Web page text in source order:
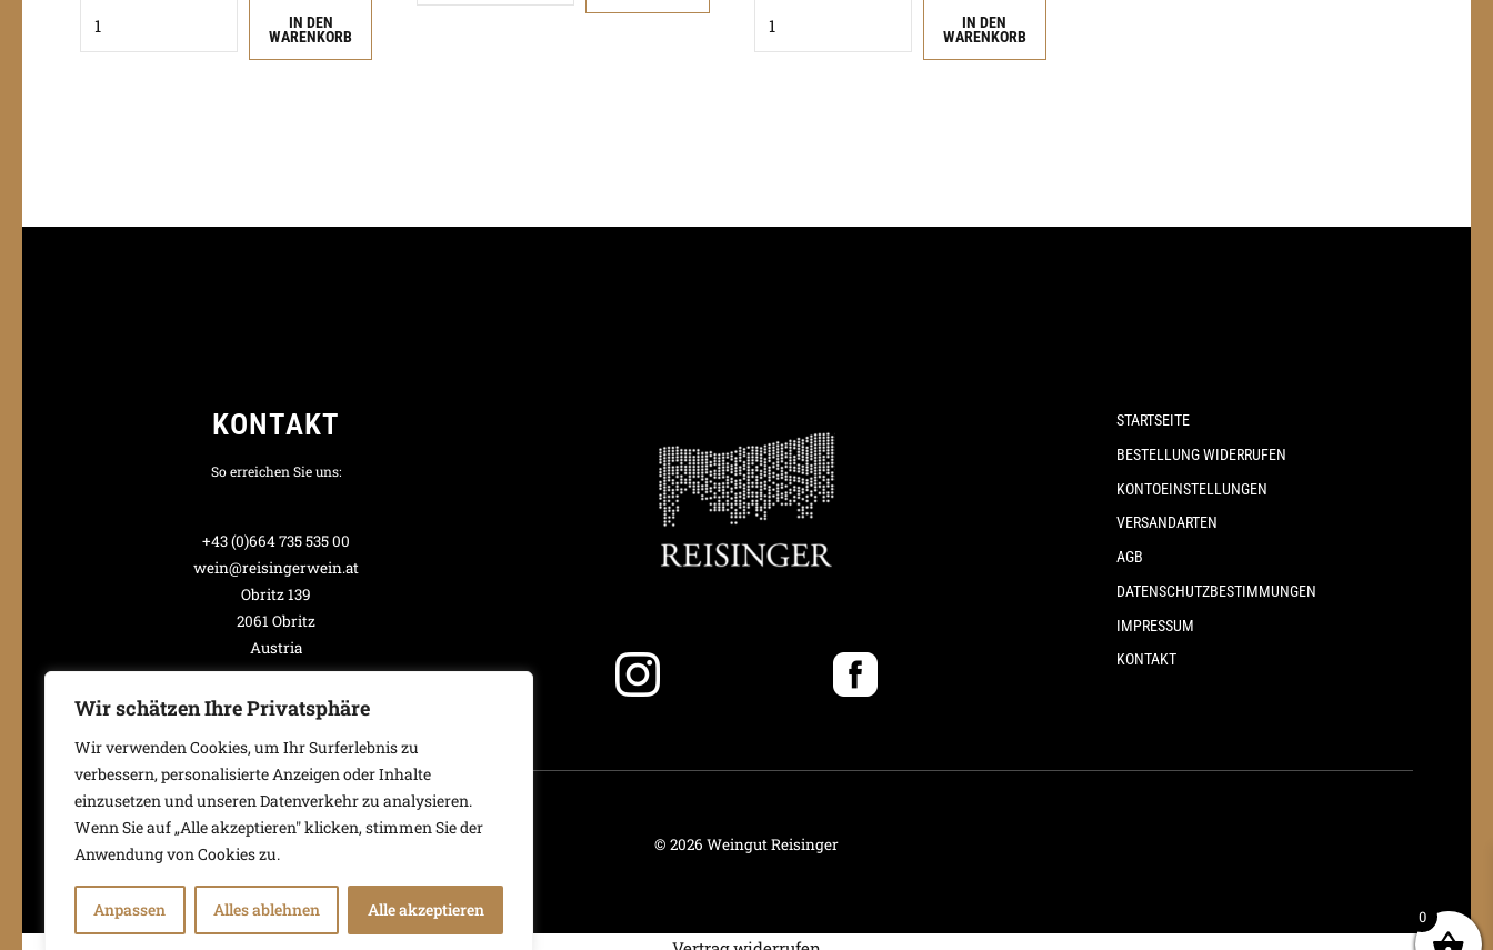
Wir schätzen Ihre Privatsphäre
Wir verwenden Cookies, um Ihr Surferlebnis zu
verbessern, personalisierte Anzeigen oder Inhalte
einzusetzen und unseren Datenverkehr zu analysieren.
Wenn Sie auf „Alle akzeptieren" klicken, stimmen Sie der
Anwendung von Cookies zu.
Anpassen Alles ablehnen Alle akzeptieren
IN DEN
WARENKORB
IN DEN
WARENKORB
KONTAKT
So erreichen Sie uns:
+43 (0)664 735 535 00
wein@reisingerwein.at
Obritz 139
2061 Obritz
Austria
STARTSEITE
BESTELLUNG WIDERRUFEN
KONTOEINSTELLUNGEN
VERSANDARTEN
AGB
DATENSCHUTZBESTIMMUNGEN
IMPRESSUM
KONTAKT
© 2026 Weingut Reisinger
0